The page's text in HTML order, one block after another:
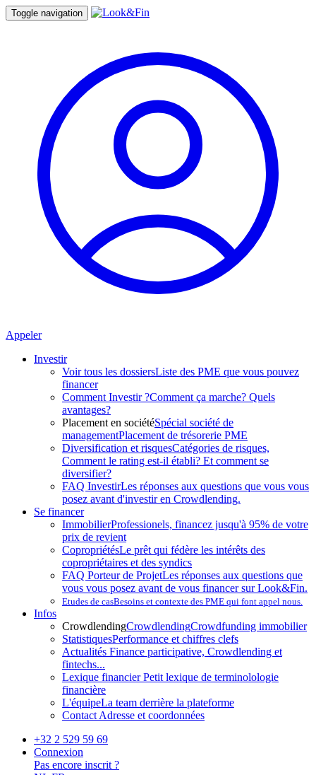
Toggle navigation
Appeler
Investir
Voir tous les dossiersListe des PME que vous pouvez
financer
Comment Investir ?Comment ça marche? Quels
avantages?
Placement en sociétéSpécial société de
managementPlacement de trésorerie PME
Diversification et risquesCatégories de risques,
Comment le rating est-il établi? Et comment se
diversifier?
FAQ InvestirLes réponses aux questions que vous vous
posez avant d'investir en Crowdlending.
Se financer
ImmobilierProfessionels, financez jusqu'à 95% de votre
prix de revient
CopropriétésLe prêt qui fédère les intérêts des
copropriétaires et des syndics
FAQ Porteur de ProjetLes réponses aux questions que
vous vous posez avant de vous financer sur Look&Fin.
Etudes de casBesoins et contexte des PME qui font appel nous.
Infos
CrowdlendingCrowdlendingCrowdfunding immobilier
StatistiquesPerformance et chiffres clefs
Actualités Finance participative, Crowdlending et
fintechs...
Lexique financierPetit lexique de terminolologie
financière
L'équipeLa team derrière la plateforme
Contact Adresse et coordonnées
+32 2 529 59 69
Connexion
Pas encore inscrit ?